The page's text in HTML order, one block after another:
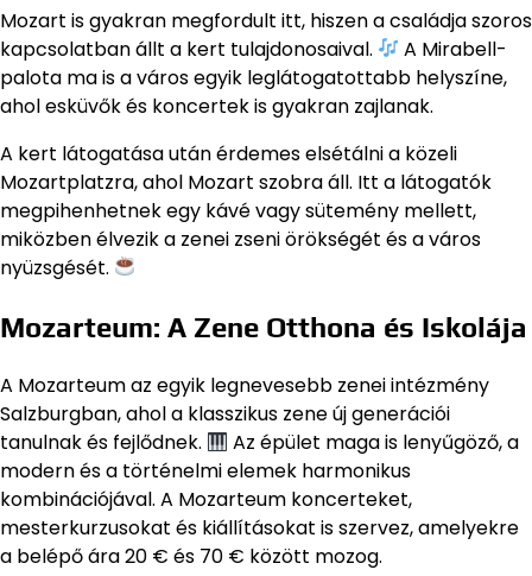
Mozart is gyakran megfordult itt, hiszen a családja szoros
kapcsolatban állt a kert tulajdonosaival.
A Mirabell-
palota ma is a város egyik leglátogatottabb helyszíne,
ahol esküvők és koncertek is gyakran zajlanak.
A kert látogatása után érdemes elsétálni a közeli
Mozartplatzra, ahol Mozart szobra áll. Itt a látogatók
megpihenhetnek egy kávé vagy sütemény mellett,
miközben élvezik a zenei zseni örökségét és a város
nyüzsgését.
Mozarteum: A Zene Otthona és Iskolája
A Mozarteum az egyik legnevesebb zenei intézmény
Salzburgban, ahol a klasszikus zene új generációi
tanulnak és fejlődnek.
Az épület maga is lenyűgöző, a
modern és a történelmi elemek harmonikus
kombinációjával. A Mozarteum koncerteket,
mesterkurzusokat és kiállításokat is szervez, amelyekre
a belépő ára 20 € és 70 € között mozog.